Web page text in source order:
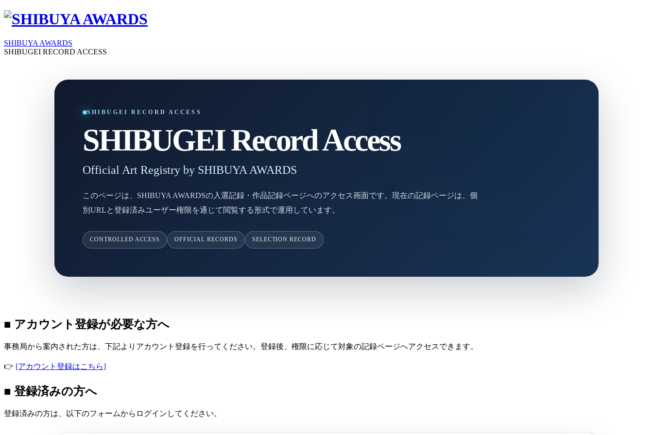
SHIBUYA AWARDS
SHIBUGEI RECORD ACCESS
SHIBUGEI RECORD ACCESS
SHIBUGEI Record Access
Official Art Registry by SHIBUYA AWARDS
このページは、SHIBUYA AWARDSの入選記録・作品記録ページへのアクセス画面です。現在の記録ページは、個
別URLと登録済みユーザー権限を通じて閲覧する形式で運用しています。
CONTROLLED ACCESS OFFICIAL RECORDS SELECTION RECORD
■ アカウント登録が必要な方へ
事務局から案内された方は、下記よりアカウント登録を行ってください。登録後、権限に応じて対象の記録ページへアクセスできます。
👉 [アカウント登録はこちら]
■ 登録済みの方へ
登録済みの方は、以下のフォームからログインしてください。